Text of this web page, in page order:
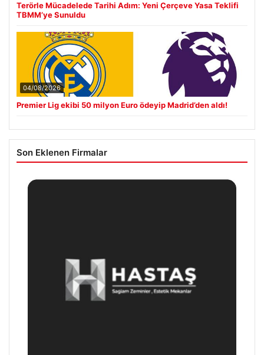
Terörle Mücadelede Tarihi Adım: Yeni Çerçeve Yasa Teklifi
TBMM’ye Sunuldu
04/08/2026
Premier Lig ekibi 50 milyon Euro ödeyip Madrid’den aldı!
Son Eklenen Firmalar